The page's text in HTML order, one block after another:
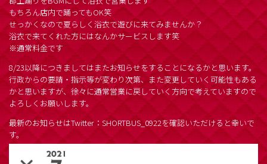
もちろん店内で踊ってもOK笑
せっかくなので夏らしく浴衣で遊びに来てみませんか？
浴衣で来てくれた方にはなんかサービスします笑
※通常料金です
8/23以降につきましてはまたお知らせをすることになるかと思います。
行政からの要請・指示等が変わり次第、また変更していく可能性もある
かと思いますが、徐々に通常営業に戻していく方向で考えていますので
よろしくお願いします。
最新のお知らせはTwitter：SHORTBUS_0922を確認いただけると幸いで
す。